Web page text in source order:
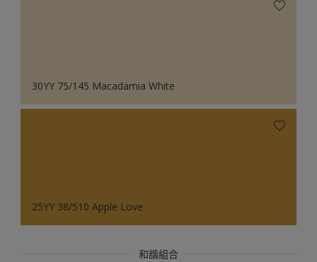
30YY 75/145 Macadamia White
25YY 38/510 Apple Love
和諧組合